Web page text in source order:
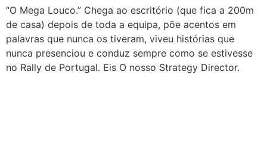
“O Mega Louco.” Chega ao escritório (que fica a 200m
de casa) depois de toda a equipa, põe acentos em
palavras que nunca os tiveram, viveu histórias que
nunca presenciou e conduz sempre como se estivesse
no Rally de Portugal. Eis O nosso Strategy Director.